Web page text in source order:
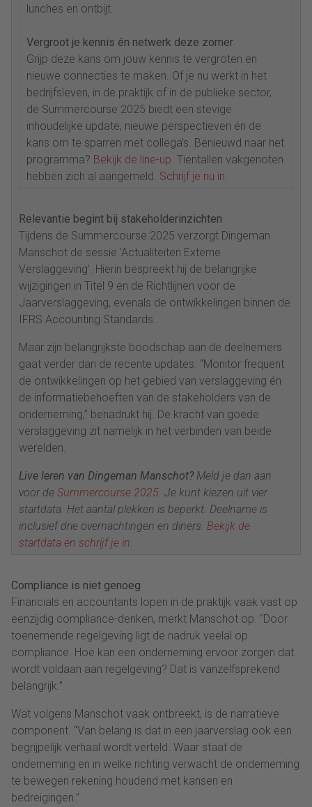
lunches en ontbijt.
Vergroot je kennis én netwerk deze zomer
Grijp deze kans om jouw kennis te vergroten en
nieuwe connecties te maken. Of je nu werkt in het
bedrijfsleven, in de praktijk of in de publieke sector,
de Summercourse 2025 biedt een stevige
inhoudelijke update, nieuwe perspectieven én de
kans om te sparren met collega’s. Benieuwd naar het
programma? Bekijk de line-up. Tientallen vakgenoten
hebben zich al aangemeld. Schrijf je nu in.
Relevantie begint bij stakeholderinzichten
Tijdens de Summercourse 2025 verzorgt Dingeman
Manschot de sessie ‘Actualiteiten Externe
Verslaggeving’. Hierin bespreekt hij de belangrijke
wijzigingen in Titel 9 en de Richtlijnen voor de
Jaarverslaggeving, evenals de ontwikkelingen binnen de
IFRS Accounting Standards.
Maar zijn belangrijkste boodschap aan de deelnemers
gaat verder dan de recente updates. “Monitor frequent
de ontwikkelingen op het gebied van verslaggeving én
de informatiebehoeften van de stakeholders van de
onderneming,” benadrukt hij. De kracht van goede
verslaggeving zit namelijk in het verbinden van beide
werelden.
Live leren van Dingeman Manschot? Meld je dan aan
voor de Summercourse 2025. Je kunt kiezen uit vier
startdata. Het aantal plekken is beperkt. Deelname is
inclusief drie overnachtingen en diners. Bekijk de
startdata en schrijf je in.
Compliance is niet genoeg
Financials en accountants lopen in de praktijk vaak vast op
eenzijdig compliance-denken, merkt Manschot op. “Door
toenemende regelgeving ligt de nadruk veelal op
compliance. Hoe kan een onderneming ervoor zorgen dat
wordt voldaan aan regelgeving? Dat is vanzelfsprekend
belangrijk.”
Wat volgens Manschot vaak ontbreekt, is de narratieve
component. “Van belang is dat in een jaarverslag ook een
begrijpelijk verhaal wordt verteld. Waar staat de
onderneming en in welke richting verwacht de onderneming
te bewegen rekening houdend met kansen en
bedreigingen.”